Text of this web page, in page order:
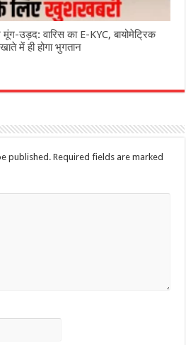
उड़द: वारिस का E-KYC, बायोमेट्रिक
में ही होगा भुगतान
published. Required fields are marked